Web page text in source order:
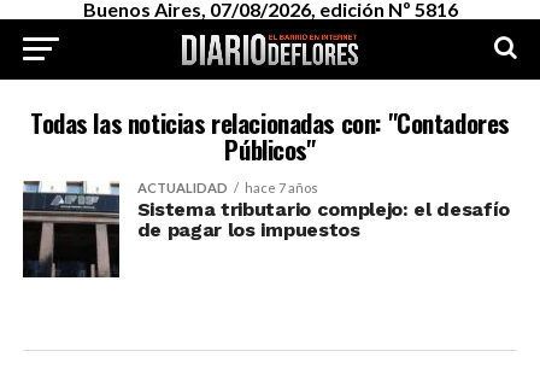
Buenos Aires, 07/08/2026, edición Nº 5816
Todas las noticias relacionadas con: "Contadores
Públicos"
ACTUALIDAD hace 7 años
Sistema tributario complejo: el desafío
de pagar los impuestos